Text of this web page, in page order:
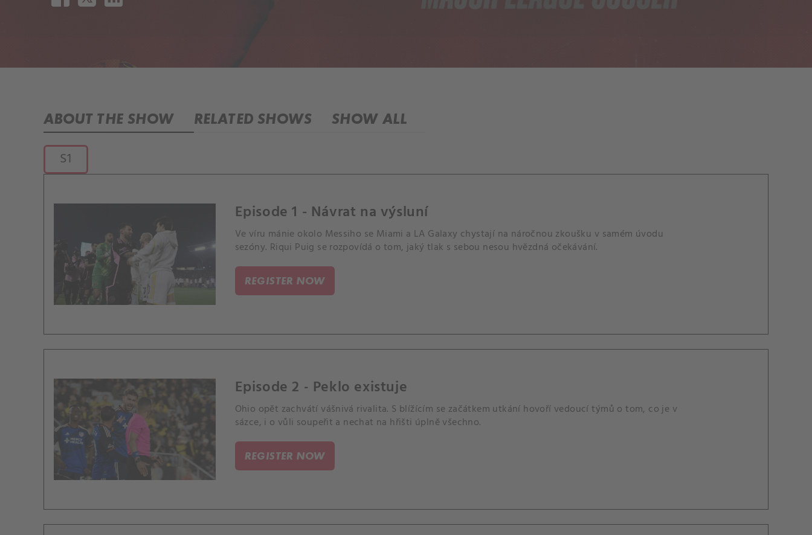
ABOUT THE SHOW RELATED SHOWS SHOW ALL
S1
Episode 1 - Návrat na výsluní
Ve víru mánie okolo Messiho se Miami a LA Galaxy chystají na náročnou zkoušku v samém úvodu
sezóny. Riqui Puig se rozpovídá o tom, jaký tlak s sebou nesou hvězdná očekávání.
REGISTER NOW
Episode 2 - Peklo existuje
Ohio opět zachvátí vášnivá rivalita. S blížícím se začátkem utkání hovoří vedoucí týmů o tom, co je v
sázce, i o vůli soupeřit a nechat na hřišti úplně všechno.
REGISTER NOW